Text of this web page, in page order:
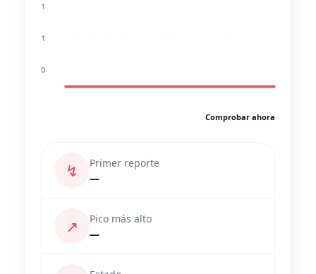
1
1
0
Comprobar ahora
↯
Primer reporte
—
↗
Pico más alto
—